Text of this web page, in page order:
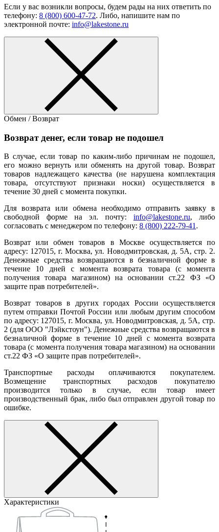
Если у вас возникли вопросы, будем рады на них ответить по
телефону: 8 (800) 600-47-72. Либо, напишите нам по
электронной почте: info@lakestone.ru
Обмен / Возврат
Возврат денег, если товар не подошел
В случае, если товар по каким-либо причинам не подошел,
его можно вернуть или обменять на другой товар. Возврат
товаров надлежащего качества (не нарушена комплектация
товара, отсутствуют признаки носки) осуществляется в
течение 30 дней с момента покупки.
Для возврата или обмена необходимо отправить заявку в
свободной форме на эл. почту: info@lakestone.ru, либо
согласовать с менеджером по телефону: 8 (800) 222-79-41 .
Возврат или обмен товаров в Москве осуществляется по
адресу: 127015, г. Москва, ул. Новодмитровская, д. 5А, стр. 2.
Денежные средства возвращаются в безналичной форме в
течение 10 дней с момента возврата товара (с момента
получения товара магазином) на основании ст.22 ФЗ «О
защите прав потребителей».
Возврат товаров в других городах России осуществляется
путем отправки Почтой России или любым другим способом
по адресу: 127015, г. Москва, ул. Новодмитровская, д. 5А, стр.
2 (для ООО "Лэйкстоун"). Денежные средства возвращаются в
безналичной форме в течение 10 дней с момента возврата
товара (с момента получения товара магазином) на основании
ст.22 ФЗ «О защите прав потребителей».
Транспортные расходы оплачиваются покупателем.
Возмещение транспортных расходов покупателю
производится только в случае, если товар имеет
производственный брак, либо был отправлен другой товар по
ошибке.
Характеристики